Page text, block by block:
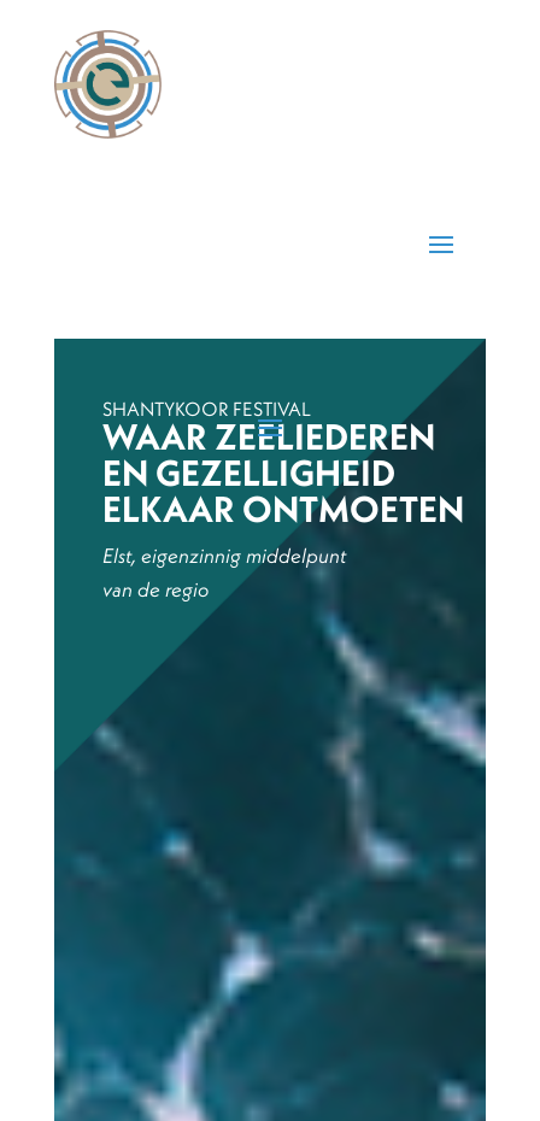
SHANTYKOOR FESTIVAL
WAAR ZEELIEDEREN
EN GEZELLIGHEID
ELKAAR ONTMOETEN
Elst, eigenzinnig middelpunt
van de regio